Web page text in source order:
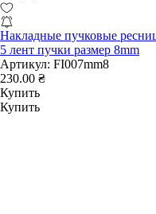
Накладные пучковые
5 лент пучки размер 8mm
Артикул: FI007mm8
230.00 ₴
Купить
Купить